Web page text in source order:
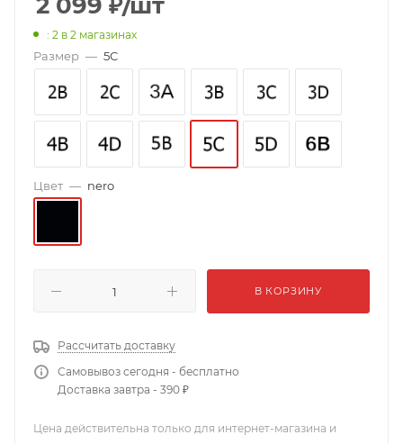
: 2 в 2 магазинах
Размер — 5C
Цвет — nero
В КОРЗИНУ
Рассчитать доставку
Самовывоз сегодня - бесплатно
Доставка завтра - 390 ₽
Цена действительна только для интернет-магазина и